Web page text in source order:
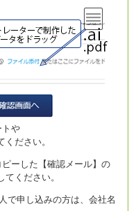
トや
ださい。
ーした【確認メール】の
ください。
で申し込みの方は、会社名